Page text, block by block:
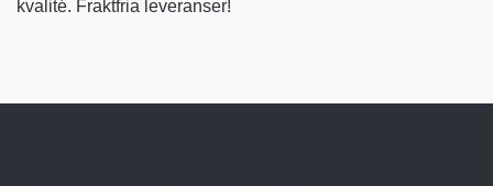
kvalité. Fraktfria leveranser!